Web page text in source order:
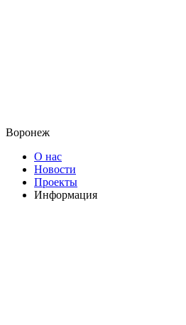
Воронеж
О нас
Новости
Проекты
Информация